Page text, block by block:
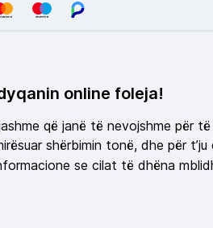
online foleja!
që janë të nevojshme për
shërbimin tonë, dhe për
se cilat të dhëna